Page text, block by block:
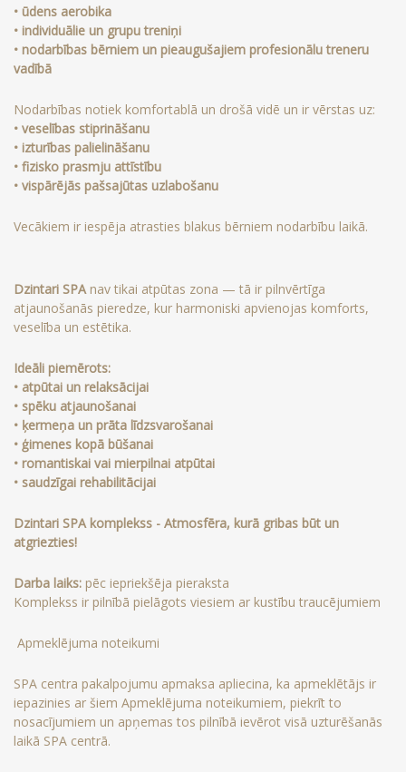
• ūdens aerobika
• individuālie un grupu treniņi
• nodarbības bērniem un pieaugušajiem profesionālu treneru
vadībā
Nodarbības notiek komfortablā un drošā vidē un ir vērstas uz:
• veselības stiprināšanu
• izturības palielināšanu
• fizisko prasmju attīstību
• vispārējās pašsajūtas uzlabošanu
Vecākiem ir iespēja atrasties blakus bērniem nodarbību laikā.
Dzintari SPA nav tikai atpūtas zona — tā ir pilnvērtīga
atjaunošanās pieredze, kur harmoniski apvienojas komforts,
veselība un estētika.
Ideāli piemērots:
• atpūtai un relaksācijai
• spēku atjaunošanai
• ķermeņa un prāta līdzsvarošanai
• ģimenes kopā būšanai
• romantiskai vai mierpilnai atpūtai
• saudzīgai rehabilitācijai
Dzintari SPA komplekss - Atmosfēra, kurā gribas būt un
atgriezties!
Darba laiks: pēc iepriekšēja pieraksta
Komplekss ir pilnībā pielāgots viesiem ar kustību traucējumiem
Apmeklējuma noteikumi
SPA centra pakalpojumu apmaksa apliecina, ka apmeklētājs ir
iepazinies ar šiem Apmeklējuma noteikumiem, piekrīt to
nosacījumiem un apņemas tos pilnībā ievērot visā uzturēšanās
laikā SPA centrā.